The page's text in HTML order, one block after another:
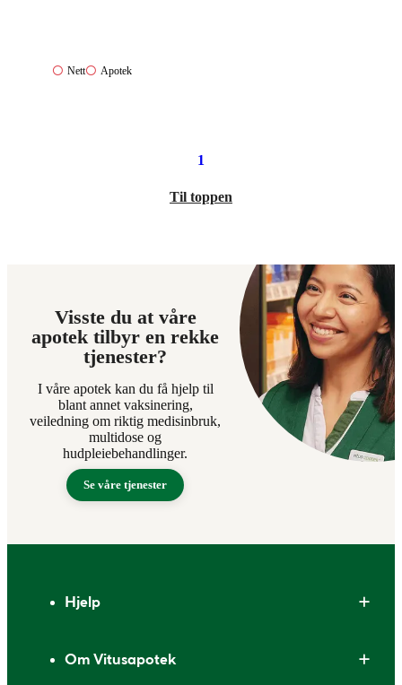
Nett:
Nett
Apotek:
Apotek
1
Til toppen
Visste du at våre
apotek tilbyr en rekke
tjenester?
I våre apotek kan du få hjelp til
blant annet vaksinering,
veiledning om riktig medisinbruk,
multidose og
hudpleiebehandlinger.
Se våre tjenester
Hjelp
Om Vitusapotek